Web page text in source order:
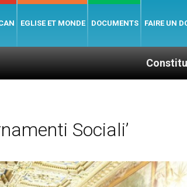
EGLISE ET MONDE DOCUMENTS FAIRE UN
Constitution sur la
Sociali’